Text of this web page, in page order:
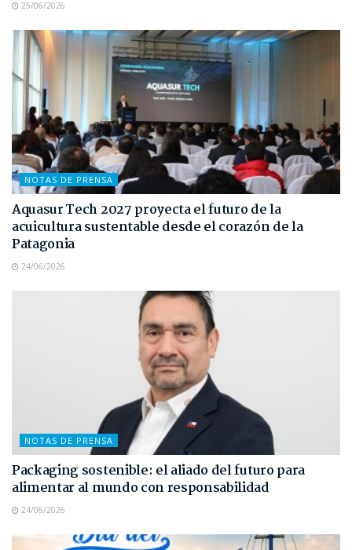
25/06/2026
NOTAS DE PRENSA
Aquasur Tech 2027 proyecta el futuro de la
acuicultura sustentable desde el corazón de la
Patagonia
24/06/2026
NOTAS DE PRENSA
Packaging sostenible: el aliado del futuro para
alimentar al mundo con responsabilidad
24/06/2026